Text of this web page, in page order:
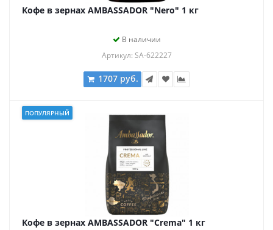
Кофе в зернах AMBASSADOR "Nero" 1 кг
В наличии
Артикул: SA-622227
1707 руб.
ПОПУЛЯРНЫЙ
Кофе в зернах AMBASSADOR "Crema" 1 кг